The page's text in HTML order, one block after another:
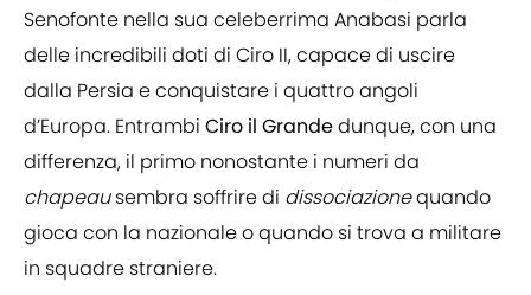
Senofonte nella sua celeberrima Anabasi parla
delle incredibili doti di Ciro II, capace di uscire
dalla Persia e conquistare i quattro angoli
d’Europa. Entrambi Ciro il Grandedunque, con una
differenza, il primo nonostante i numeri da
chapeausembra soffrire di dissociazionequando
gioca con la nazionale o quando si trova a militare
in squadre straniere.